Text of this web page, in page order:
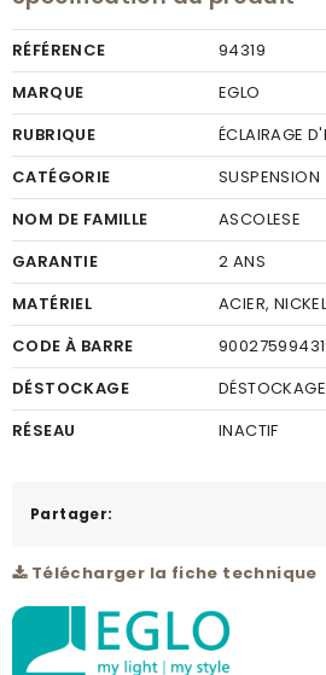
RÉFÉRENCE
94319
MARQUE
EGLO
RUBRIQUE
ÉCLAIRAGE
CATÉGORIE
SUSPENSION
NOM DE FAMILLE
ASCOLESE
GARANTIE
2 ANS
MATÉRIEL
ACIER,
CODE À BARRE
DÉSTOCKAGE
DÉSTOCKAGE
RÉSEAU
INACTIF
Partager:
Télécharger la fiche technique